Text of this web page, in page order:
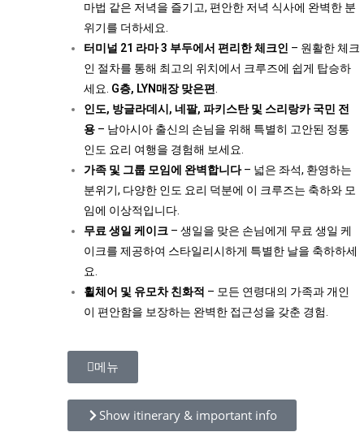
마법 같은 저녁을 즐기고, 편안한 저녁 식사에 완벽한 분
위기를 더하세요.
터미널 21 라마 3 부두에서 편리한 체크인 – 원활한 체크
인 절차를 통해 최고의 위치에서 크루즈에 쉽게 탑승하
세요. G층, LYN매장 맞은편
인도, 방글라데시, 네팔, 파키스탄 및 스리랑카 국민 전
용– 남아시아 출신의 손님을 위해 특별히 고안된 정통
인도 요리 여행을 경험해 보세요.
가족 및 그룹 모임에 완벽합니다– 넓은 좌석, 환영하는
분위기, 다양한 인도 요리 덕분에 이 크루즈는 축하와 모
임에 이상적입니다.
무료 생일 케이크– 생일을 맞은 손님에게 무료 생일 케
이크를 제공하여 스타일리시하게 특별한 날을 축하하세
요.
휠체어 및 유모차 친화적 – 모든 연령대의 가족과 개인
이 편안함을 보장하는 완벽한 접근성을 갖춘 경험.
메뉴
Show itinerary & important info